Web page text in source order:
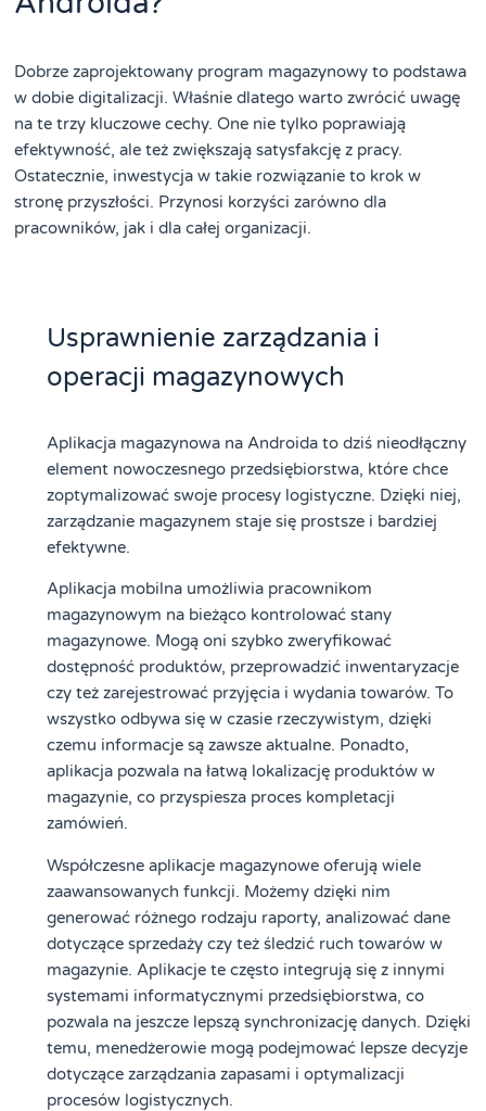
Dobrze zaprojektowany program magazynowy to podstawa
w dobie digitalizacji. Właśnie dlatego warto zwrócić uwagę
na te trzy kluczowe cechy. One nie tylko poprawiają
efektywność, ale też zwiększają satysfakcję z pracy.
Ostatecznie, inwestycja w takie rozwiązanie to krok w
stronę przyszłości. Przynosi korzyści zarówno dla
pracowników, jak i dla całej organizacji.
Usprawnienie zarządzania i
operacji magazynowych
Aplikacja magazynowa na Androida to dziś nieodłączny
element nowoczesnego przedsiębiorstwa, które chce
zoptymalizować swoje procesy logistyczne. Dzięki niej,
zarządzanie magazynem staje się prostsze i bardziej
efektywne.
Aplikacja mobilna umożliwia pracownikom
magazynowym na bieżąco kontrolować stany
magazynowe. Mogą oni szybko zweryfikować
dostępność produktów, przeprowadzić inwentaryzacje
czy też zarejestrować przyjęcia i wydania towarów. To
wszystko odbywa się w czasie rzeczywistym, dzięki
czemu informacje są zawsze aktualne. Ponadto,
aplikacja pozwala na łatwą lokalizację produktów w
magazynie, co przyspiesza proces kompletacji
zamówień.
Współczesne aplikacje magazynowe oferują wiele
zaawansowanych funkcji. Możemy dzięki nim
generować różnego rodzaju raporty, analizować dane
dotyczące sprzedaży czy też śledzić ruch towarów w
magazynie. Aplikacje te często integrują się z innymi
systemami informatycznymi przedsiębiorstwa, co
pozwala na jeszcze lepszą synchronizację danych. Dzięki
temu, menedżerowie mogą podejmować lepsze decyzje
dotyczące zarządzania zapasami i optymalizacji
procesów logistycznych.